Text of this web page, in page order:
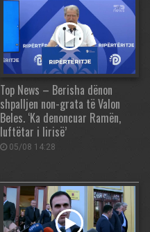
Top News – Berisha dënon
shpalljen non-grata të Valon
Beles. ‘Ka denoncuar Ramën,
luftëtar i lirisë’
05/08 14:28